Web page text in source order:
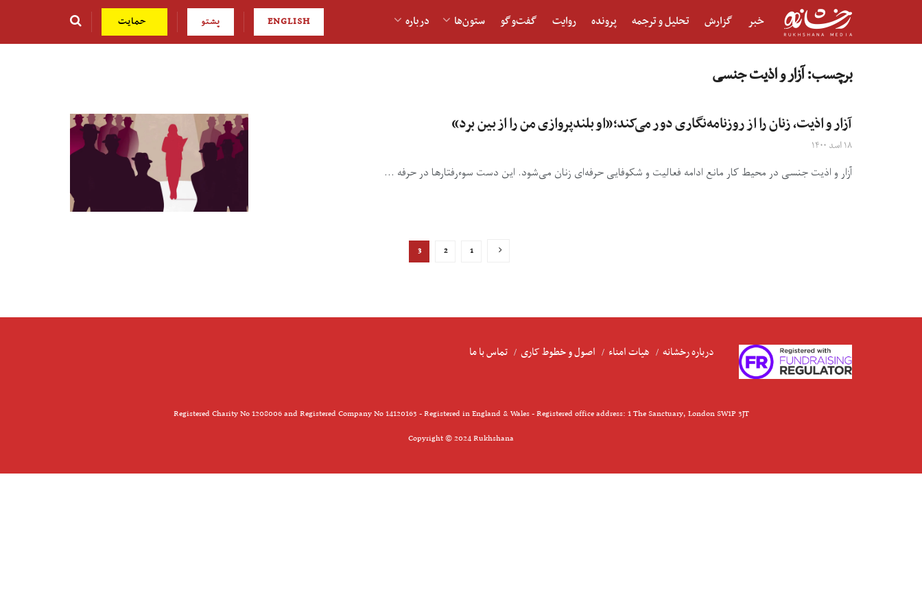
خبر گزارش تحلیل و ترجمه پرونده روایت گفت‌و‎گو ستون‌ها درباره ENGLISH پشتو حمایت
برچسب:آزار و اذیت جنسی
آزار و اذیت، زنان را از روزنامه‌نگاری دور می‌کند؛«او بلندپروازی من را از بین برد»
۱۸ اسد ۱۴۰۰
آزار و اذیت جنسی در محیط کار مانع ادامه فعالیت و شکوفایی حرفه‌ای زنان می‌شود. این دست سوءرفتارها در حرفه ...
1
2
3
درباره رخشانه هیات امناء اصول و خطوط کاری تماس با ما
Registered Charity No 1208006 and Registered Company No 14120163 - Registered in England & Wales - Registered office address: 1 The Sanctuary, London SW1P 3JT
Copyright © 2024 Rukhshana